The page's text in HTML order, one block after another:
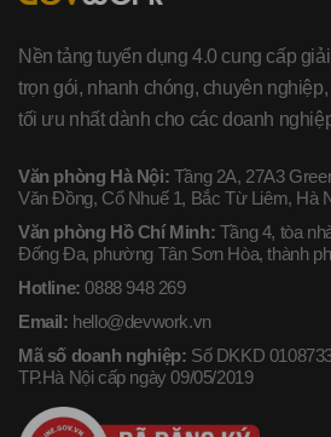
Nền tảng tuyển dụng 4.0 cung cấp
trọn gói, nhanh chóng, chuyên nghiệp,
tối ưu nhất dành cho các doanh
Văn phòng Hà Nội: Tầng 2A, 27A3
Văn Đồng, Cổ Nhuế 1, Bắc Từ Liêm, Hà
Văn phòng Hồ Chí Minh: Tầng 4, tòa
Đống Đa, phường Tân Sơn Hòa, thành
Hotline: 0888 948 269
Email: hello@devwork.vn
Mã số doanh nghiệp: Số DKKD
TP.Hà Nội cấp ngày 09/05/2019